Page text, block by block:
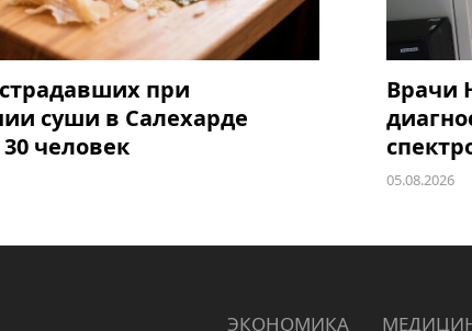
при
суши в Салехарде
человек
Врачи
05.08.2026
ЭКОНОМИКА